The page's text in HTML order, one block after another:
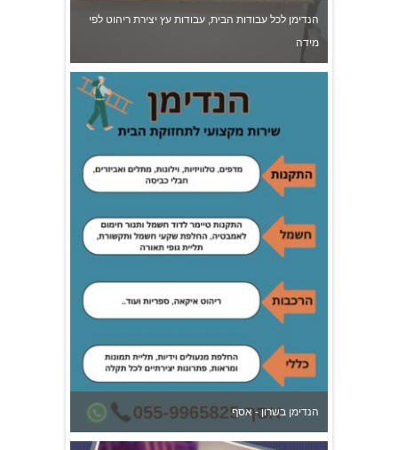
הנדימן לכל עבודות הבית, עבודות עץ יצירת ריהוט לפי
מידה
הנדימן בשרון - אסף